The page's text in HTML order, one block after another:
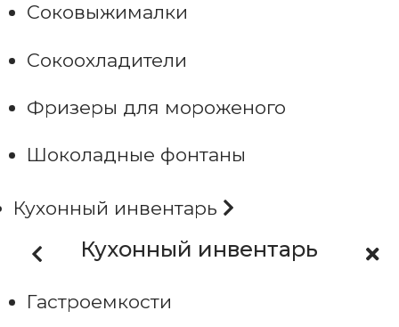
Соковыжималки
Сокоохладители
Фризеры для мороженого
Шоколадные фонтаны
Кухонный инвентарь
Кухонный инвентарь
Гастроемкости